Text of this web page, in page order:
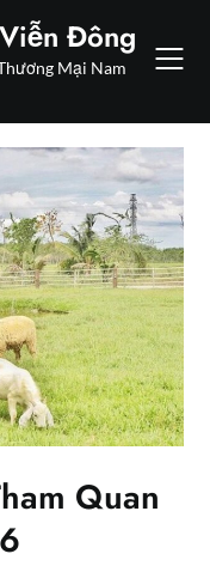
Đông
Mại Nam
Quan